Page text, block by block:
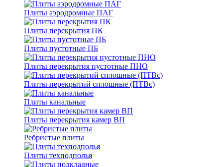
Плиты аэродромные ПАГ
Плиты перекрытия ПК
Плиты пустотные ПБ
Плиты перекрытия пустотные ПНО
Плиты перекрытий сплошные (ПТВс)
Плиты канальные
Плиты перекрытия камер ВП
Ребристые плиты
Плиты техподполья